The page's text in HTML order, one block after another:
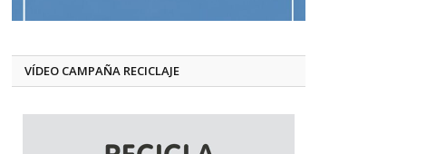
VÍDEO CAMPAÑA RECICLAJE